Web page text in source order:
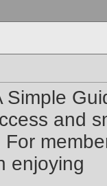
Simple
and
enjoying